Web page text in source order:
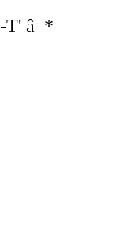
T' â *